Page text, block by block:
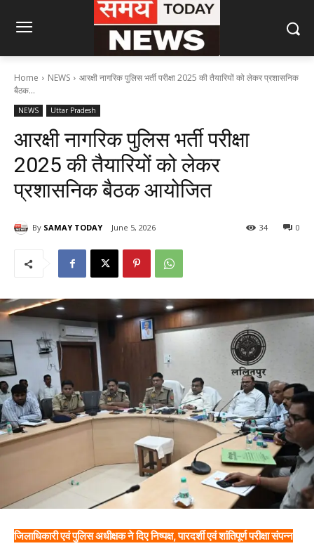
Home NEWS
आरक्षी नागरिक पुलिस भर्ती परीक्षा 2025 की तैयारियों को लेकर प्रशासनिक
बैठक...
NEWS Uttar Pradesh
आरक्षी नागरिक पुलिस भर्ती परीक्षा
2025 की तैयारियों को लेकर
प्रशासनिक बैठक आयोजित
By SAMAY TODAY June 5, 2026 0
34
जिलाधिकारी एवं पुलिस अधीक्षक ने दिए निष्पक्ष, पारदर्शी एवं शांतिपूर्ण परीक्षा संपन्न